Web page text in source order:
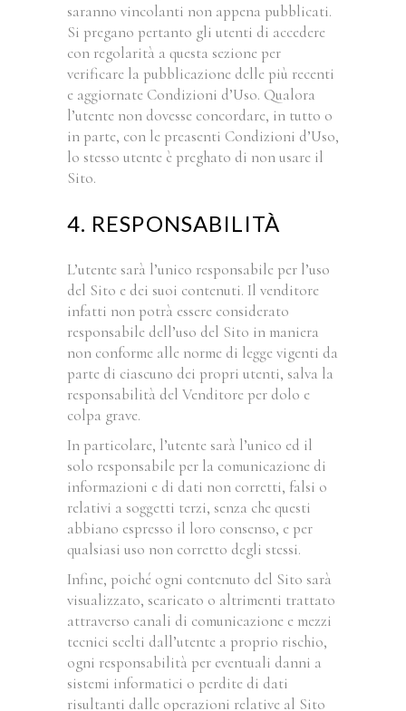
saranno vincolanti non appena pubblicati.
Si pregano pertanto gli utenti di accedere
con regolarità a questa sezione per
verificare la pubblicazione delle più recenti
e aggiornate Condizioni d’Uso. Qualora
l’utente non dovesse concordare, in tutto o
in parte, con le preasenti Condizioni d’Uso,
lo stesso utente è preghato di non usare il
Sito.
4. RESPONSABILITÀ
L’utente sarà l’unico responsabile per l’uso
del Sito e dei suoi contenuti. Il venditore
infatti non potrà essere considerato
responsabile dell’uso del Sito in maniera
non conforme alle norme di legge vigenti da
parte di ciascuno dei propri utenti, salva la
responsabilità del Venditore per dolo e
colpa grave.
In particolare, l’utente sarà l’unico ed il
solo responsabile per la comunicazione di
informazioni e di dati non corretti, falsi o
relativi a soggetti terzi, senza che questi
abbiano espresso il loro consenso, e per
qualsiasi uso non corretto degli stessi.
Infine, poiché ogni contenuto del Sito sarà
visualizzato, scaricato o altrimenti trattato
attraverso canali di comunicazione e mezzi
tecnici scelti dall’utente a proprio rischio,
ogni responsabilità per eventuali danni a
sistemi informatici o perdite di dati
risultanti dalle operazioni relative al Sito